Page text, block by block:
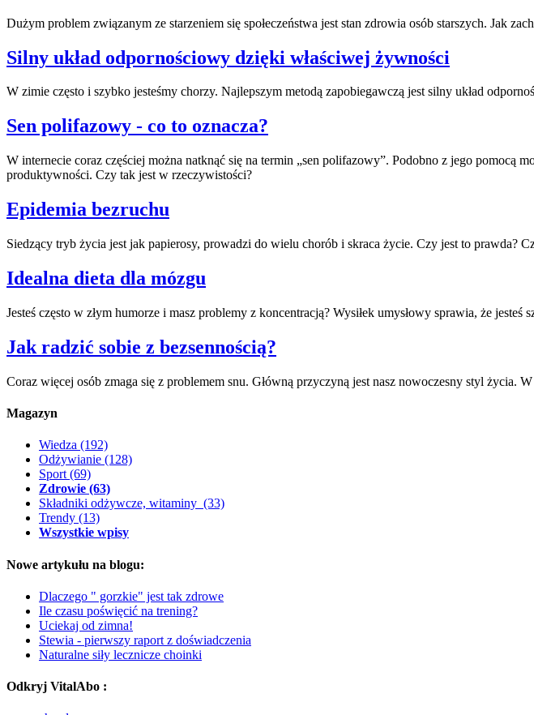
Dużym problem związanym ze starzeniem się społeczeństwa jest stan zdrowia osób starszych. Jak
Silny układ odpornościowy dzięki właściwej żywności
W zimie często i szybko jesteśmy chorzy. Najlepszym metodą zapobiegawczą jest silny układ
Sen polifazowy - co to oznacza?
W internecie coraz częściej można natknąć się na termin „sen polifazowy”. Podobno z jego pomocą
produktywności. Czy tak jest w rzeczywistości?
Epidemia bezruchu
Siedzący tryb życia jest jak papierosy, prowadzi do wielu chorób i skraca życie. Czy jest to prawda?
Idealna dieta dla mózgu
Jesteś często w złym humorze i masz problemy z koncentracją? Wysiłek umysłowy sprawia, że
Jak radzić sobie z bezsennością?
Coraz więcej osób zmaga się z problemem snu. Główną przyczyną jest nasz nowoczesny styl
Magazyn
Wiedza (192)
Odżywianie (128)
Sport (69)
Zdrowie (63)
Składniki odżywcze, witaminy (33)
Trendy (13)
Wszystkie wpisy
Nowe artykułu na blogu:
Dlaczego " gorzkie" jest tak zdrowe
Ile czasu poświęcić na trening?
Uciekaj od zimna!
Stewia - pierwszy raport z doświadczenia
Naturalne siły lecznicze choinki
Odkryj VitalAbo :